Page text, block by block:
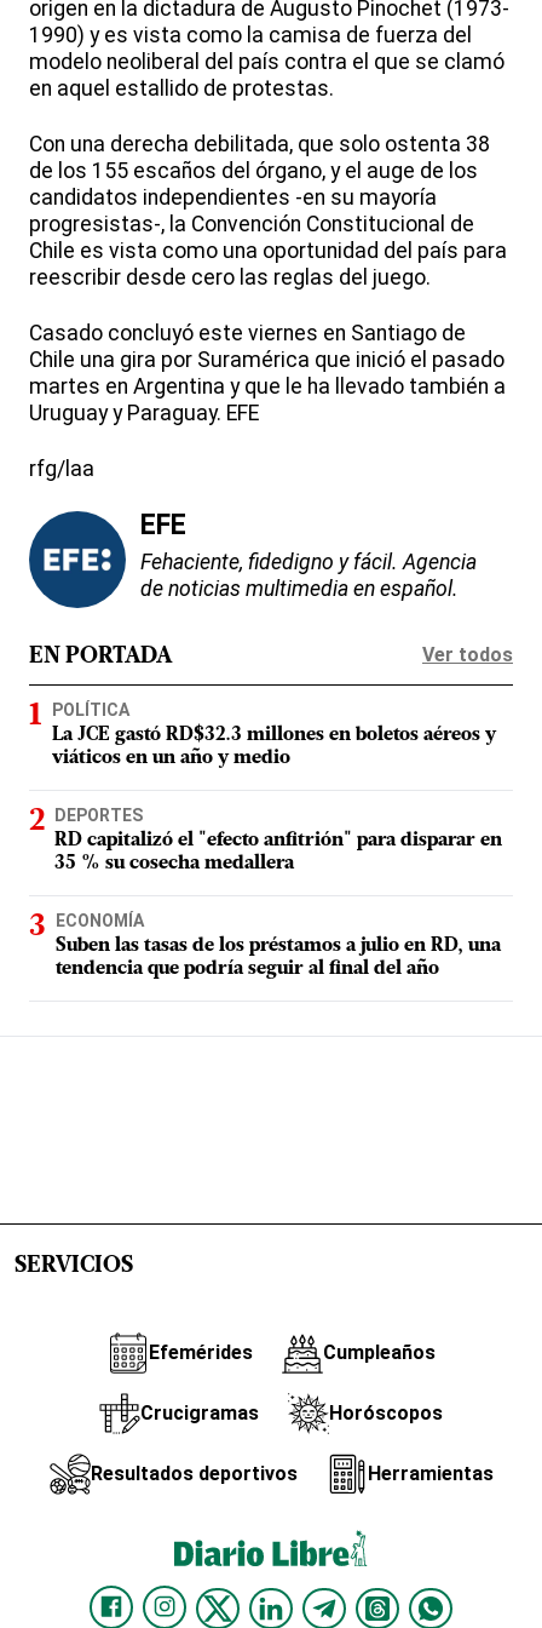
origen en la dictadura de Augusto Pinochet (1973-
1990) y es vista como la camisa de fuerza del
modelo neoliberal del país contra el que se clamó
en aquel estallido de protestas.
Con una derecha debilitada, que solo ostenta 38
de los 155 escaños del órgano, y el auge de los
candidatos independientes -en su mayoría
progresistas-, la Convención Constitucional de
Chile es vista como una oportunidad del país para
reescribir desde cero las reglas del juego.
Casado concluyó este viernes en Santiago de
Chile una gira por Suramérica que inició el pasado
martes en Argentina y que le ha llevado también a
Uruguay y Paraguay. EFE
rfg/laa
EFE
Fehaciente, fidedigno y fácil. Agencia
de noticias multimedia en español.
EN PORTADA Ver todos
POLÍTICA
La JCE gastó RD$32.3 millones en boletos aéreos y
viáticos en un año y medio
DEPORTES
RD capitalizó el "efecto anfitrión" para disparar en
35 % su cosecha medallera
ECONOMÍA
Suben las tasas de los préstamos a julio en RD, una
tendencia que podría seguir al final del año
SERVICIOS
Efemérides Cumpleaños
Crucigramas Horóscopos
Resultados deportivos Herramientas